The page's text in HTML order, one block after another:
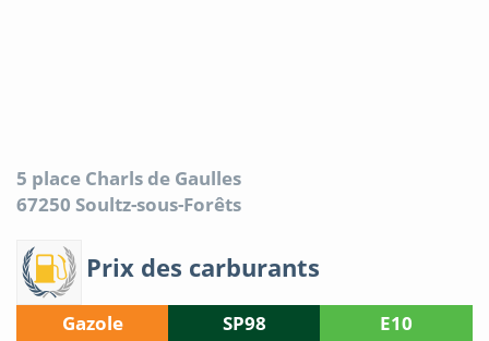
5 place Charls de Gaulles
67250 Soultz-sous-Forêts
Prix des carburants
Gazole SP98 E10